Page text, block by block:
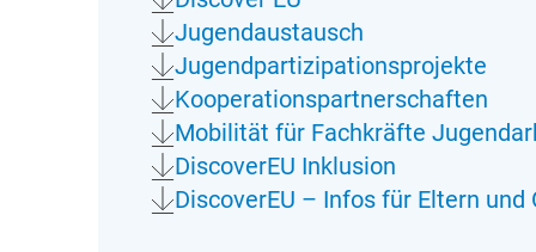
Jugendaustausch
Jugendpartizipationsprojekte
Kooperationspartnerschaften
Mobilität für Fachkräfte
DiscoverEU Inklusion
DiscoverEU – Infos für Eltern und